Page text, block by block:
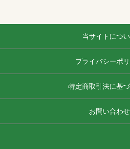
当サイトにつ
プライバシーポ
特定商取引法に基
お問い合わせ